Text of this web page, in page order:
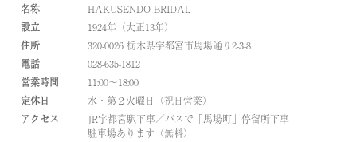
名称
HAKUSENDO BRIDAL
設立
1924年（大正13年）
住所
320-0026 栃木県宇都宮市馬場通り2-3-8
電話
028-635-1812
営業時間
11:00～18:00
定休日
水・第２火曜日（祝日営業）
アクセス
JR宇都宮駅下車／バスで「馬場町」停留所下車
駐車場あります（無料）